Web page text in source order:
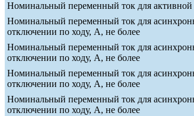
Номинальный переменный ток для
Номинальный переменный ток для
отключении по ходу, А, не более
Номинальный переменный ток для
отключении по ходу, А, не более
Номинальный переменный ток для
отключении по ходу, А, не более
Номинальный переменный ток для
отключении по ходу, А, не более